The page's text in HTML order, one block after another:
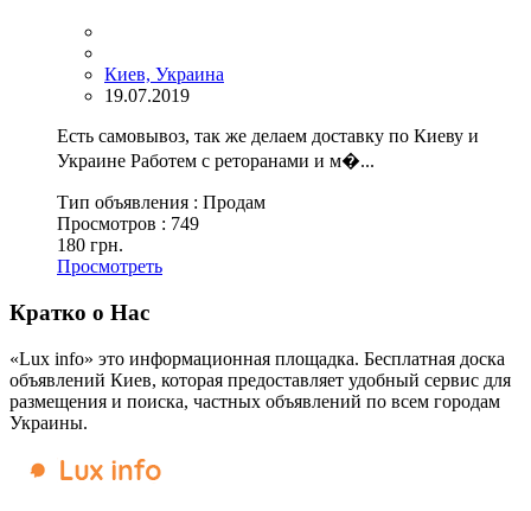
Киев, Украина
19.07.2019
Есть самовывоз, так же делаем доставку по Киеву и
Украине Работем с реторанами и м�...
Тип объявления : Продам
Просмотров : 749
180 грн.
Просмотреть
Кратко о Нас
«Lux info» это информационная площадка. Бесплатная доска
объявлений Киев, которая предоставляет удобный сервис для
размещения и поиска, частных объявлений по всем городам
Украины.